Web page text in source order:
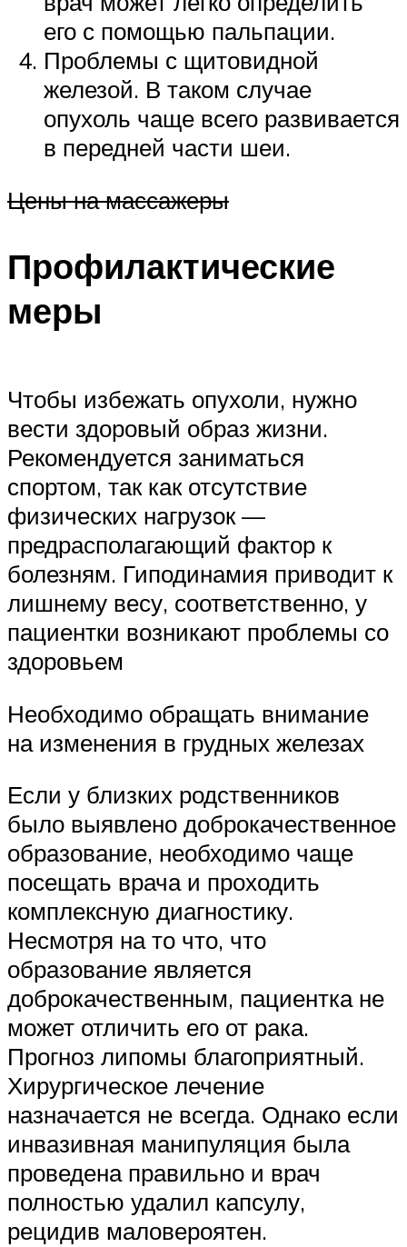
его с помощью пальпации.
Проблемы с щитовидной
железой. В таком случае
опухоль чаще всего развивается
в передней части шеи.
Цены на массажеры
Профилактические
меры
Чтобы избежать опухоли, нужно
вести здоровый образ жизни.
Рекомендуется заниматься
спортом, так как отсутствие
физических нагрузок —
предрасполагающий фактор к
болезням. Гиподинамия приводит к
лишнему весу, соответственно, у
пациентки возникают проблемы со
здоровьем
Необходимо обращать внимание
на изменения в грудных железах
Если у близких родственников
было выявлено доброкачественное
образование, необходимо чаще
посещать врача и проходить
комплексную диагностику.
Несмотря на то что, что
образование является
доброкачественным, пациентка не
может отличить его от рака.
Прогноз липомы благоприятный.
Хирургическое лечение
назначается не всегда. Однако если
инвазивная манипуляция была
проведена правильно и врач
полностью удалил капсулу,
рецидив маловероятен.